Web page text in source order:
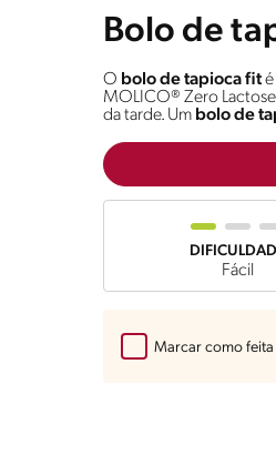
Bolo de
O bolo de tapioca fit
MOLICO® Zero
da tarde. Um bolo de
Fácil
Marcar como feita